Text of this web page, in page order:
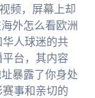
频，屏幕上却
外怎么看欧洲
人球迷的共
台，其内容
暴露了你身处
事和亲切的